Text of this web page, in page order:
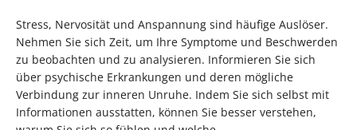
Stress, Nervosität und Anspannung sind häufige Auslöser.
Nehmen Sie sich Zeit, um Ihre Symptome und Beschwerden
zu beobachten und zu analysieren. Informieren Sie sich
über psychische Erkrankungen und deren mögliche
Verbindung zur inneren Unruhe. Indem Sie sich selbst mit
Informationen ausstatten, können Sie besser verstehen,